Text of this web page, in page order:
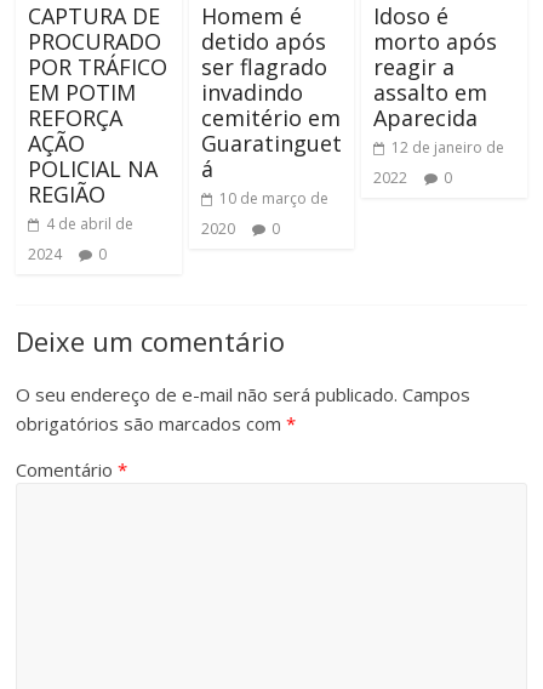
CAPTURA DE
PROCURADO
POR TRÁFICO
EM POTIM
REFORÇA
AÇÃO
POLICIAL NA
REGIÃO
4 de abril de
2024
0
Homem é
detido após
ser flagrado
invadindo
cemitério em
Guaratinguet
á
10 de março de
2020
0
Idoso é
morto após
reagir a
assalto em
Aparecida
12 de janeiro de
2022
0
Deixe um comentário
O seu endereço de e-mail não será publicado. Campos
obrigatórios são marcados com*
Comentário*